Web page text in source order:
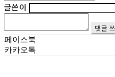
글쓴이
댓글
페이스북
카카오톡